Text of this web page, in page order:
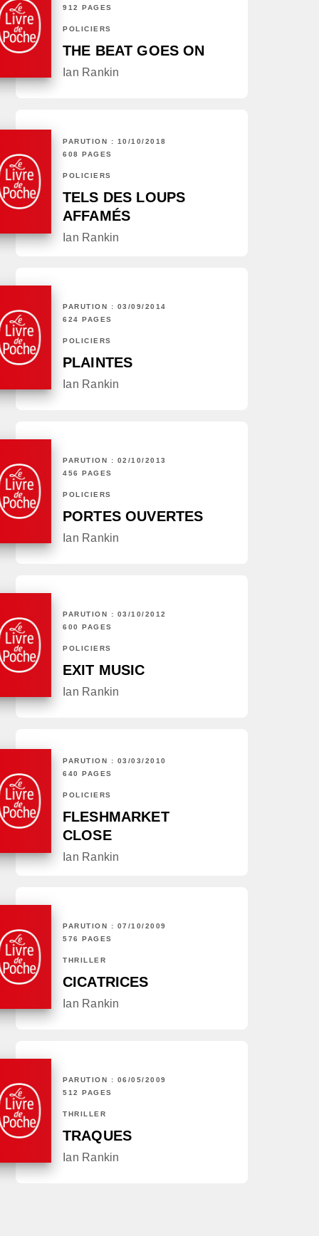
912 PAGES
POLICIERS
THE BEAT GOES ON
Ian Rankin
PARUTION : 10/10/2018
608 PAGES
POLICIERS
TELS DES LOUPS
AFFAMÉS
Ian Rankin
PARUTION : 03/09/2014
624 PAGES
POLICIERS
PLAINTES
Ian Rankin
PARUTION : 02/10/2013
456 PAGES
POLICIERS
PORTES OUVERTES
Ian Rankin
PARUTION : 03/10/2012
600 PAGES
POLICIERS
EXIT MUSIC
Ian Rankin
PARUTION : 03/03/2010
640 PAGES
POLICIERS
FLESHMARKET
CLOSE
Ian Rankin
PARUTION : 07/10/2009
576 PAGES
THRILLER
CICATRICES
Ian Rankin
PARUTION : 06/05/2009
512 PAGES
THRILLER
TRAQUES
Ian Rankin